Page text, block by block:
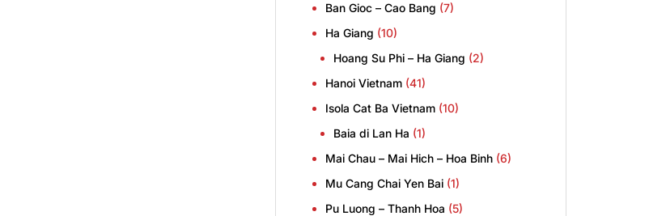
Ban Gioc – Cao Bang (7)
Ha Giang (10)
Hoang Su Phi – Ha Giang (2)
Hanoi Vietnam (41)
Isola Cat Ba Vietnam (10)
Baia di Lan Ha (1)
Mai Chau – Mai Hich – Hoa Binh (6)
Mu Cang Chai Yen Bai (1)
Pu Luong – Thanh Hoa (5)